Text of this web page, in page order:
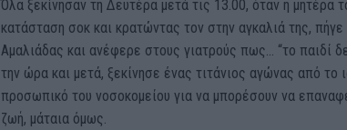
Όλα ξεκίνησαν τη Δευτέρα μετά τις 13.00, όταν η μητέρα
κατάσταση σοκ και κρατώντας τον στην αγκαλιά της,
Αμαλιάδας και ανέφερε στους γιατρούς πως… “το παιδί
την ώρα και μετά, ξεκίνησε ένας τιτάνιος αγώνας από το
προσωπικό του νοσοκομείου για να μπορέσουν να
ζωή, μάταια όμως.